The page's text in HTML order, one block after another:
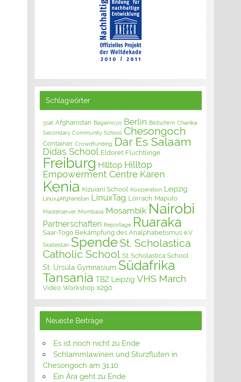
Schlagwörter
3sat Afghanistan Bagamoyo Berlin Bildschirm Chanika
Secondary Community School Chesongoch
Container Crowdfunding Dar Es Salaam
Didas School Eldoret Flüchtlinge
Freiburg Hilltop Hilltop
Empowerment Centre Karen
Kenia Kizuiani School Kooperation Leipzig
Linux4Afghanistan LinuxTag Lörrach Maputo
Masterserver Mombasa Mosambik Nairobi
Partnerschaften Reportage Ruaraka
Saar-Togo Bekämpfung des Analphabetismus e.V.
Skateistan Spende St. Scholastica
Catholic School St. Scholastica School
St. Ursula Gymnasium Südafrika
Tansania TBZ Leipzig VHS March
Video Workshop x2go
Neueste Beiträge
Es ist noch nicht zu Ende
Schlammlawinen und Sturzfluten in
Chesongoch am 31.10.
Ein Ära geht zu Ende